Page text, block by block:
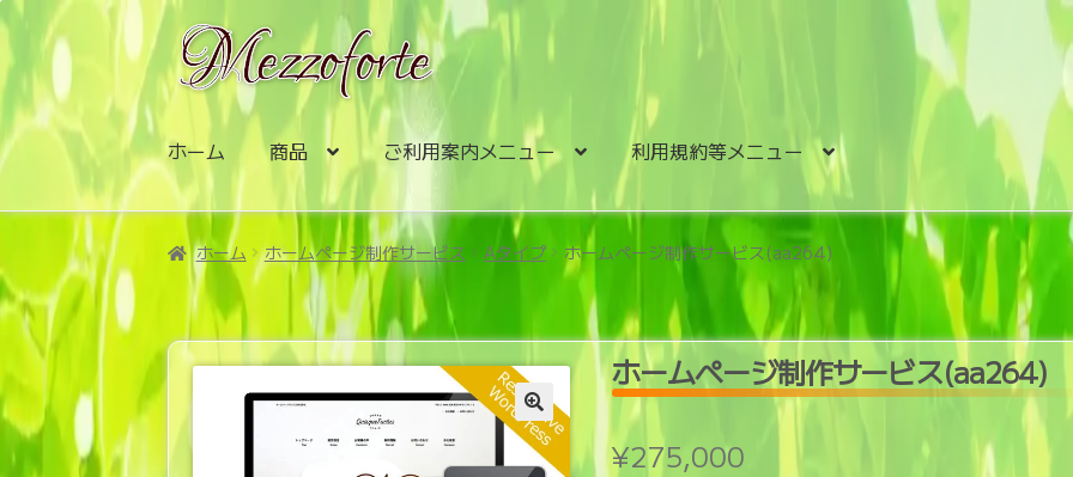
ナ
ビ
ゲ
シ
ョ
ン
へ
ス
プ
コ
ン
テ
ツ
へ
ス
キ
ッ
ホーム 商品 ご利用案内メニュー 利用規約等メニュー
ホーム ホームページ制作サービス Aタイプ ホームページ制作サービス(aa264)
ホームページ制作サービス(aa264)
¥275,000